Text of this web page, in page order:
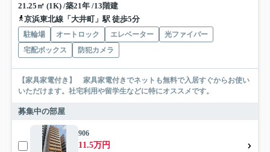
21.25㎡ (1K) /築21年 /13階建
京浜東北線「大井町」駅 徒歩5分
駐輪場 オートロック エレベーター
光ファイバー
宅配ボックス
防犯カメラ
【家具家電付き】 家具家電付きでネットも無料で入居すぐからお使い
いただけます。社宅利用や留学生などに特にオススメです。
募集中の部屋
906
11.5万円